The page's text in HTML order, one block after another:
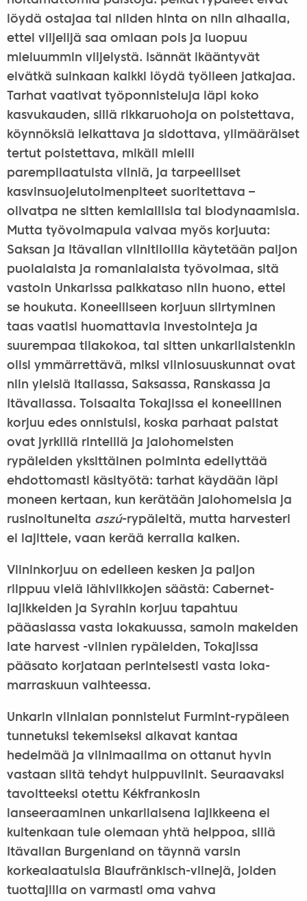
löydä ostajaa tai niiden hinta on niin alhaalla,
ettei viljelijä saa omiaan pois ja luopuu
mieluummin viljelystä. Isännät ikääntyvät
eivätkä suinkaan kaikki löydä työlleen jatkajaa.
Tarhat vaativat työponnisteluja läpi koko
kasvukauden, sillä rikkaruohoja on poistettava,
köynnöksiä leikattava ja sidottava, ylimääräiset
tertut poistettava, mikäli mielii
parempilaatuista viiniä, ja tarpeelliset
kasvinsuojelutoimenpiteet suoritettava –
olivatpa ne sitten kemiallisia tai biodynaamisia.
Mutta työvoimapula vaivaa myös korjuuta:
Saksan ja Itävallan viinitiloilla käytetään paljon
puolalaista ja romanialaista työvoimaa, sitä
vastoin Unkarissa palkkataso niin huono, ettei
se houkuta. Koneelliseen korjuun siirtyminen
taas vaatisi huomattavia investointeja ja
suurempaa tilakokoa, tai sitten unkarilaistenkin
olisi ymmärrettävä, miksi viiniosuuskunnat ovat
niin yleisiä Italiassa, Saksassa, Ranskassa ja
Itävallassa. Toisaalta Tokajissa ei koneellinen
korjuu edes onnistuisi, koska parhaat palstat
ovat jyrkillä rinteillä ja jalohomeisten
rypäleiden yksittäinen poiminta edellyttää
ehdottomasti käsityötä: tarhat käydään läpi
moneen kertaan, kun kerätään jalohomeisia ja
rusinoituneita aszú-rypäleitä, mutta harvesteri
ei lajittele, vaan kerää kerralla kaiken.
Viininkorjuu on edelleen kesken ja paljon
riippuu vielä lähiviikkojen säästä: Cabernet-
lajikkeiden ja Syrahin korjuu tapahtuu
pääasiassa vasta lokakuussa, samoin makeiden
late harvest -viinien rypäleiden, Tokajissa
pääsato korjataan perinteisesti vasta loka-
marraskuun vaihteessa.
Unkarin viinialan ponnistelut Furmint-rypäleen
tunnetuksi tekemiseksi alkavat kantaa
hedelmää ja viinimaailma on ottanut hyvin
vastaan siitä tehdyt huippuviinit. Seuraavaksi
tavoitteeksi otettu Kékfrankosin
lanseeraaminen unkarilaisena lajikkeena ei
kuitenkaan tule olemaan yhtä helppoa, sillä
Itävallan Burgenland on täynnä varsin
korkealaatuisia Blaufränkisch-viinejä, joiden
tuottajilla on varmasti oma vahva